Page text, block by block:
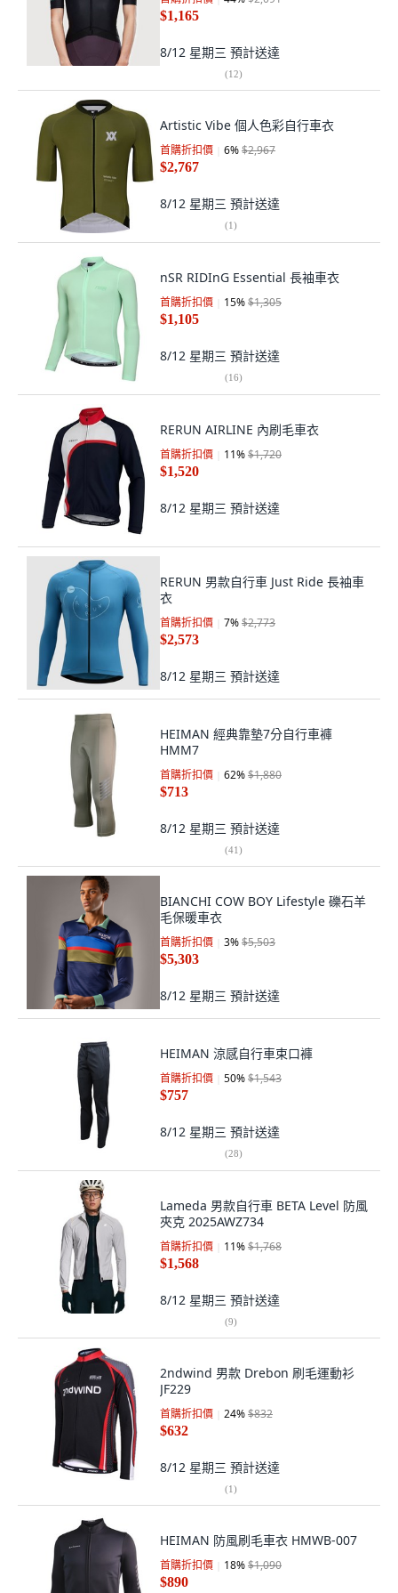
$1,165
8/12 星期三 預計送達
(12)
Artistic Vibe 個人色彩自行車衣
首購折扣價 6%$2,967
$2,767
8/12 星期三 預計送達
(1)
nSR RIDInG Essential 長袖車衣
首購折扣價 15%$1,305
$1,105
8/12 星期三 預計送達
(16)
RERUN AIRLINE 內刷毛車衣
首購折扣價 11%$1,720
$1,520
8/12 星期三 預計送達
RERUN 男款自行車 Just Ride 長袖車
衣
首購折扣價 7%$2,773
$2,573
8/12 星期三 預計送達
HEIMAN 經典靠墊7分自行車褲
HMM7
首購折扣價 62%$1,880
$713
8/12 星期三 預計送達
(41)
BIANCHI COW BOY Lifestyle 礫石羊
毛保暖車衣
首購折扣價 3%$5,503
$5,303
8/12 星期三 預計送達
HEIMAN 涼感自行車束口褲
首購折扣價 50%$1,543
$757
8/12 星期三 預計送達
(28)
Lameda 男款自行車 BETA Level 防風
夾克 2025AWZ734
首購折扣價 11%$1,768
$1,568
8/12 星期三 預計送達
(9)
2ndwind 男款 Drebon 刷毛運動衫
JF229
首購折扣價 24%$832
$632
8/12 星期三 預計送達
(1)
HEIMAN 防風刷毛車衣 HMWB-007
首購折扣價 18%$1,090
$890